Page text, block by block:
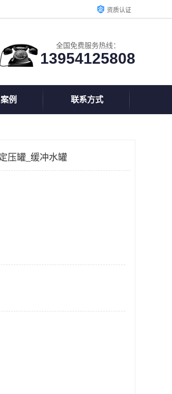
资质认证
全国免费服务热线：
13954125808
例 联系方式
压罐_缓冲水罐